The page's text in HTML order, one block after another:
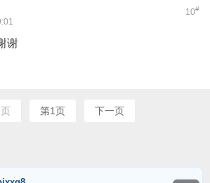
10#
谢
页 第1页 下一页